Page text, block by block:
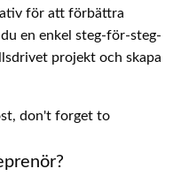
för att förbättra
en enkel steg-för-steg-
projekt och skapa
don't forget to